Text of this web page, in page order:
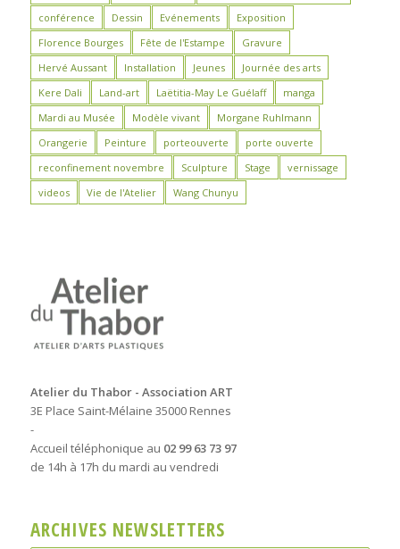
conférence
Dessin Evénements
Exposition
Florence Bourges
Fête de l'Estampe
Gravure
Hervé Aussant
Installation Jeunes
Journée des arts
Kere Dali
Land-art Laëtitia-May Le Guélaff
manga
Mardi au Musée
Modèle vivant
Morgane Ruhlmann
Orangerie
Peinture porteouverte
porte ouverte
reconfinement novembre
Sculpture Stage
vernissage
videos
Vie de l'Atelier Wang Chunyu
Atelier du Thabor - Association ART
3E Place Saint-Mélaine 35000 Rennes
-
Accueil téléphonique au 02 99 63 73 97
de 14h à 17h du mardi au vendredi
ARCHIVES NEWSLETTERS